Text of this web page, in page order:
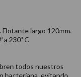
Flotante largo 120mm.
a 230º C
todos nuestros
bacteriana, evitando